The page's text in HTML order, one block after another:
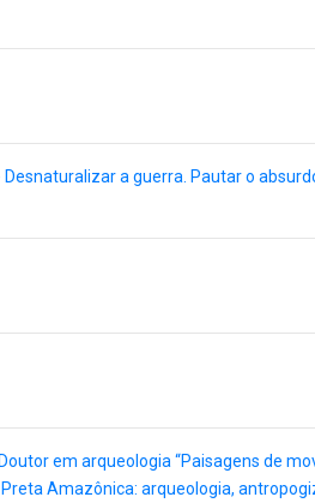
a guerra. Pautar o
em arqueologia “Paisagens de
Amazônica: arqueologia,